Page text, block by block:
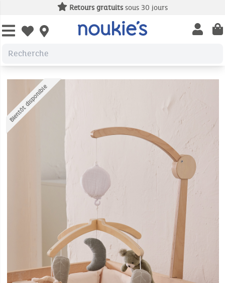
Retours gratuitssous 30 jours
Open wishlist Open
Bientôt disponible